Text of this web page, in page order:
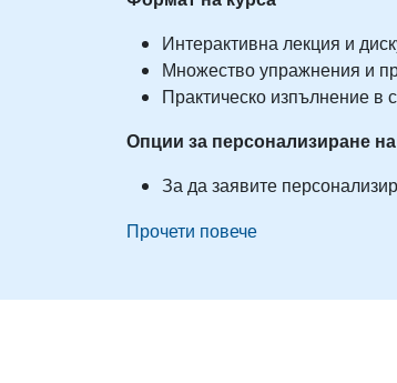
Интерактивна лекция и
Множество упражнения и
Практическо изпълнение в
Опции за персонализиране
За да заявите
Прочети повече